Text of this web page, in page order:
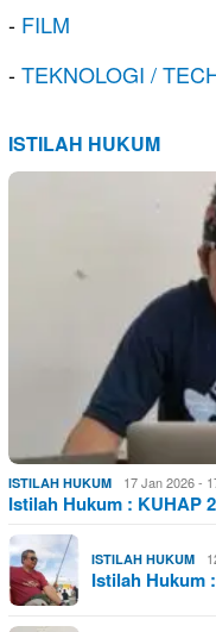
- FILM
-TEKNOLOGI /
ISTILAH HUKUM
ISTILAH HUKUM 17 Jan 2026 -
Istilah Hukum : KUHAP
ISTILAH HUKUM
Istilah Hukum